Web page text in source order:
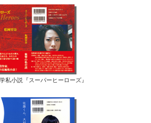
私小説『スーパーヒーローズ』